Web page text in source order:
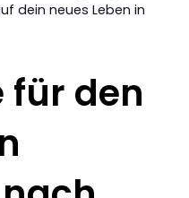
dein neues Leben in
für den